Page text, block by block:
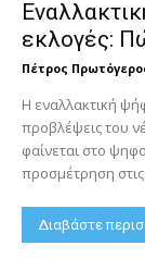
εκλογές:
Πέτρος
Η εναλλακτική
προβλέψεις του
φαίνεται στο
προσμέτρηση στις
Διαβάστε